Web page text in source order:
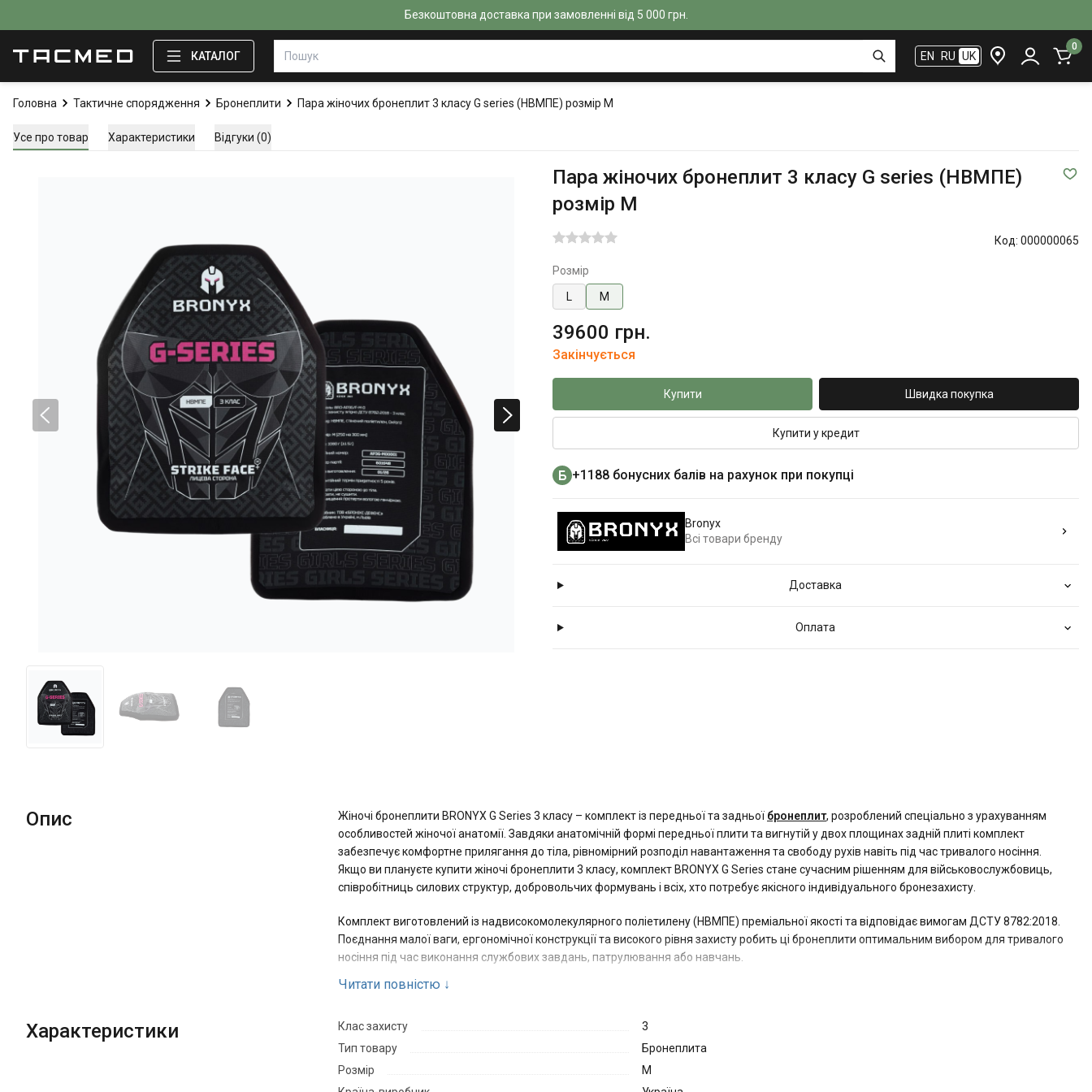
Безкоштовна доставка при замовленні від 5 000 грн.
КАТАЛОГ EN RU UK
0
Головна Тактичне спорядження Бронеплити Пара жіночих бронеплит 3 класу G series (НВМПЕ) розмір М
Усе про товар Характеристики Відгуки (0)
Пара жіночих бронеплит 3 класу G series (НВМПЕ)
розмір М
Код: 000000065
Розмір
L
M
39600 грн.
Закінчується
Купити Швидка покупка
Купити у кредит
+1188 бонусних балів на рахунок при покупці
Bronyx
Всі товари бренду
Доставка
Оплата
Опис Жіночі бронеплити BRONYX G Series 3 класу – комплект із передньої та задньої бронеплит, розроблений спеціально з урахуванням
особливостей жіночої анатомії. Завдяки анатомічній формі передньої плити та вигнутій у двох площинах задній плиті комплект
забезпечує комфортне прилягання до тіла, рівномірний розподіл навантаження та свободу рухів навіть під час тривалого носіння.
Якщо ви плануєте купити жіночі бронеплити 3 класу, комплект BRONYX G Series стане сучасним рішенням для військовослужбовиць,
співробітниць силових структур, добровольчих формувань і всіх, хто потребує якісного індивідуального бронезахисту.
Комплект виготовлений із надвисокомолекулярного поліетилену (НВМПЕ) преміальної якості та відповідає вимогам ДСТУ 8782:2018.
Поєднання малої ваги, ергономічної конструкції та високого рівня захисту робить ці бронеплити оптимальним вибором для тривалого
носіння під час виконання службових завдань, патрулювання або навчань.
Анатомічна конструкція для жінок
Однією з головних особливостей серії BRONYX G Series є конструкція, адаптована до жіночої статури. Стандартні плити не завжди
Читати повністю ↓
Характеристики Клас захисту
3
Тип товару
Бронеплита
Розмір
M